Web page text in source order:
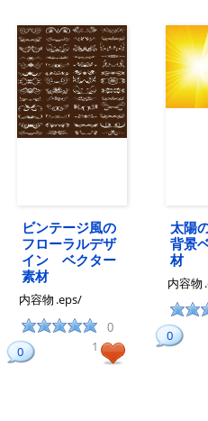
ビンテージ風の
フローラルデザ
イン ベクター
素材
内容物 .eps/
0
0 1
太陽
背景
材
内容物
0